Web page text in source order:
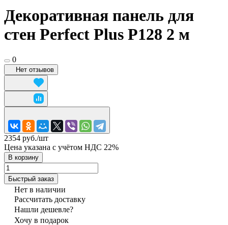
Декоративная панель для
стен Perfect Plus P128 2 м
0
Нет отзывов
2354 руб./шт
Цена указана с учётом НДС 22%
В корзину
Быстрый заказ
Нет в наличии
Рассчитать доставку
Нашли дешевле?
Хочу в подарок